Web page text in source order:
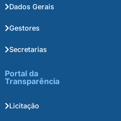
Dados Gerais
Gestores
Secretarias
Portal da
Transparência
Licitação